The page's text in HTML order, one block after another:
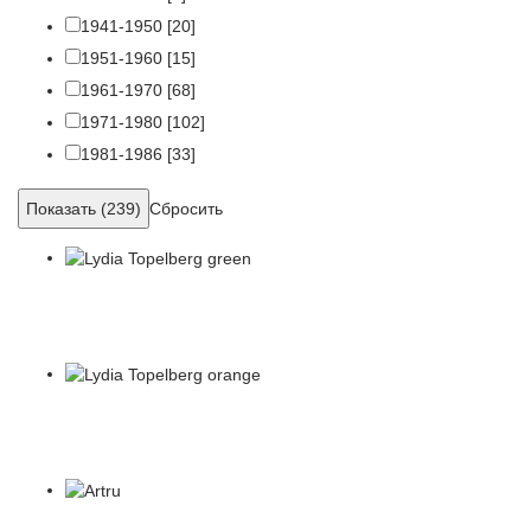
1941-1950 [20]
1951-1960 [15]
1961-1970 [68]
1971-1980 [102]
1981-1986 [33]
Сбросить